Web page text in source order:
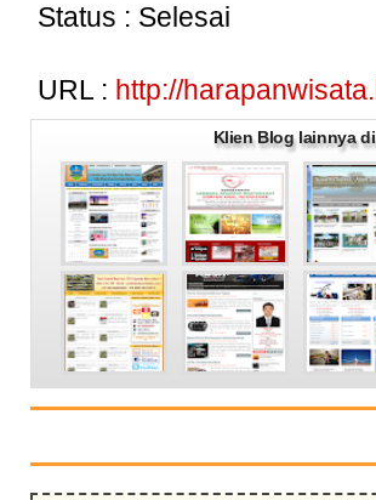
Status : Selesai
URL : http://
Klien Blog lainnya